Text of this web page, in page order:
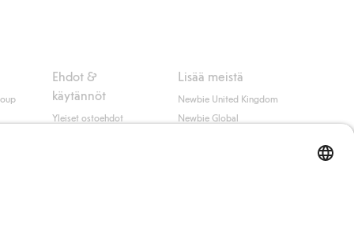
Ehdot &
käytännöt
Yleiset ostoehdot
Lisää meistä
Newbie United Kingdom
Newbie Global